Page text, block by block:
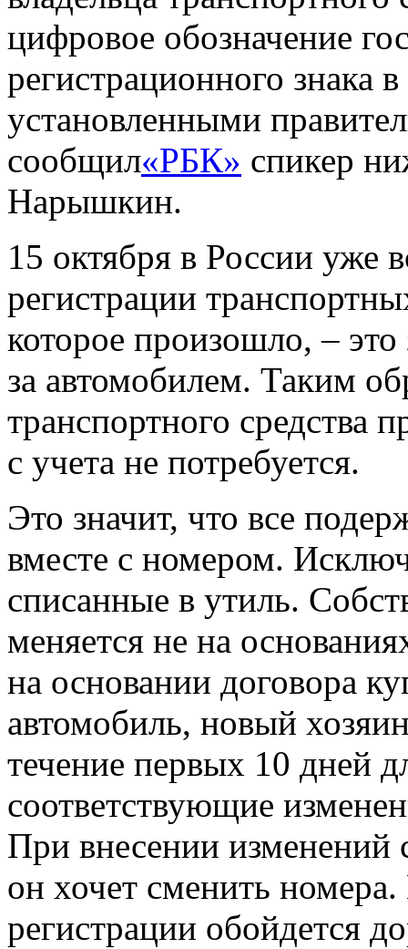
цифровое обозначение
регистрационного знака
установленными
сообщил«РБК» спикер
Нарышкин.
15 октября в России уже
регистрации
которое произошло, – это
за автомобилем. Таким
транспортного средства
с учета не потребуется.
Это значит, что все
вместе с номером.
списанные в утиль.
меняется не на
на основании договора
автомобиль, новый
течение первых 10 дней
соответствующие
При внесении изменений
он хочет сменить
регистрации обойдется